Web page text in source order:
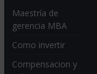
Maestría de
gerencia MBA
Como invertir
Compensacion y